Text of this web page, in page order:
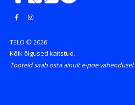
TELO © 2026
Kõik õigused kaitstud.
Tooteid saab osta ainult e-poe vahendusel.